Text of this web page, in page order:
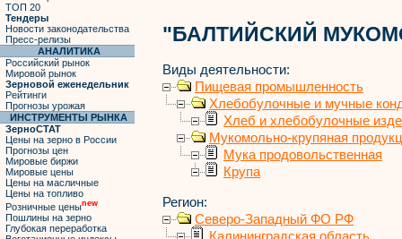
ТОП 20
Тендеры
Новости законодательства
Пресс-релизы
АНАЛИТИКА
Российский рынок
Мировой рынок
Зерновой еженедельник
Рейтинги
Прогнозы урожая
ИНСТРУМЕНТЫ РЫНКА
ЗерноСТАТ
Цены на зерно в России
Прогнозы цен
Мировые биржи
Мировые цены
Цены на масличные
Цены на топливо
Розничные ценыnew
Пошлины на зерно
Глубокая переработка
"БАЛТИЙСКИЙ
Виды деятельности:
Пищевая промышленность
Хлебобулочные и мучные
Хлеб и хлебобулочные
Мукомольно-крупяная
Мука продовольственная
Крупа
Регион:
Северо-Западный ФО РФ
Калининградская область